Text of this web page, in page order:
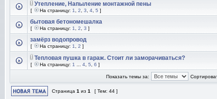
Утепление, Напыление монтажной пены
[ На страницу: 1 2 3 4 5 ]
бытовая бетономешалка
[ На страницу: 1 2 3 ]
замёрз водопровод
[ На страницу: 1 2 ]
Тепловая пушка в гараж. Стоит ли заморачиваться?
[ На страницу: 1 4 5 6 ]
Показать темы за:
Страница 1 из 1 [ Тем: 44 ]